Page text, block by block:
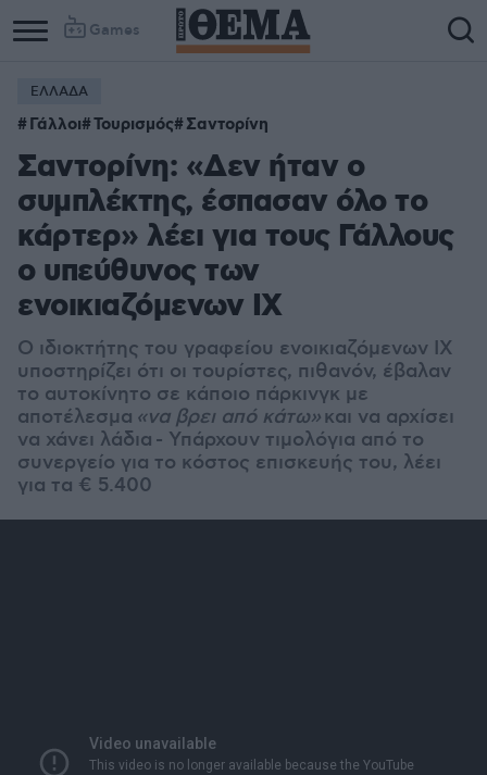
Games
ΕΛΛΑΔΑ
Γάλλοι Τουρισμός Σαντορίνη
Σαντορίνη: «Δεν ήταν ο
συμπλέκτης, έσπασαν όλο το
κάρτερ» λέει για τους Γάλλους
ο υπεύθυνος των
ενοικιαζόμενων ΙΧ
Ο ιδιοκτήτης του γραφείου ενοικιαζόμενων ΙΧ
υποστηρίζει ότι οι τουρίστες, πιθανόν, έβαλαν
το αυτοκίνητο σε κάποιο πάρκινγκ με
αποτέλεσμα «να βρει από κάτω»και να αρχίσει
να χάνει λάδια - Υπάρχουν τιμολόγια από το
συνεργείο για το κόστος επισκευής του, λέει
για τα € 5.400